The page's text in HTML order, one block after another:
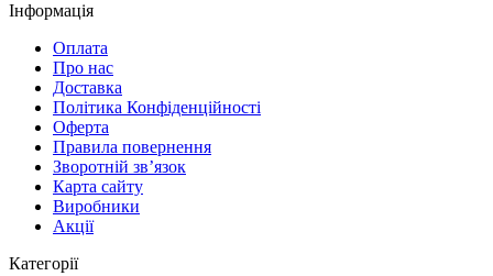
Інформація
Оплата
Про нас
Доставка
Політика Конфіденційності
Оферта
Правила повернення
Зворотній зв’язок
Карта сайту
Виробники
Акції
Категорії